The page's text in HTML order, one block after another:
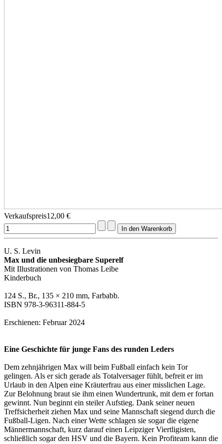
Verkaufspreis12,00 €
U. S. Levin
Max und die unbesiegbare Superelf
Mit Illustrationen von Thomas Leibe
Kinderbuch
124 S., Br., 135 × 210 mm, Farbabb.
ISBN 978-3-96311-884-5
Erschienen: Februar 2024
Eine Geschichte für junge Fans des runden Leders
Dem zehnjährigen Max will beim Fußball einfach kein Tor
gelingen. Als er sich gerade als Totalversager fühlt, befreit er im
Urlaub in den Alpen eine Kräuterfrau aus einer misslichen Lage.
Zur Belohnung braut sie ihm einen Wundertrunk, mit dem er fortan
gewinnt. Nun beginnt ein steiler Aufstieg. Dank seiner neuen
Treffsicherheit ziehen Max und seine Mannschaft siegend durch die
Fußball-Ligen. Nach einer Wette schlagen sie sogar die eigene
Männermannschaft, kurz darauf einen Leipziger Viertligisten,
schließlich sogar den HSV und die Bayern. Kein Profiteam kann die